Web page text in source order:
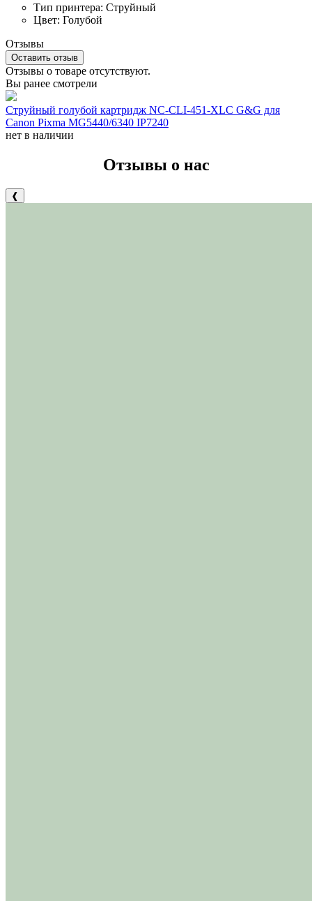
Тип принтера: Струйный
Цвет: Голубой
Отзывы
Оставить отзыв
Отзывы о товаре отсутствуют.
Вы ранее смотрели
Струйный голубой картридж NC-CLI-451-XLC G&G для
Canon Pixma MG5440/6340 IP7240
нет в наличии
Отзывы о нас
❰